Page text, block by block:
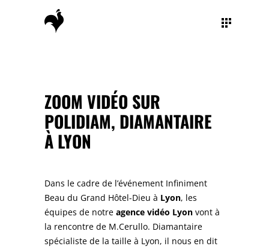
ZOOM VIDÉO SUR
POLIDIAM, DIAMANTAIRE
À LYON
Dans le cadre de l’événement Infiniment
Beau du Grand Hôtel-Dieu à Lyon, les
équipes de notre agence vidéo Lyon vont à
la rencontre de M.Cerullo. Diamantaire
spécialiste de la taille à Lyon, il nous en dit